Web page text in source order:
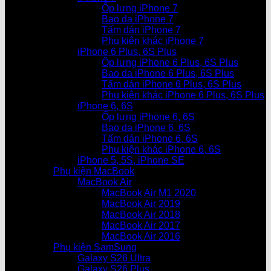
Ốp lưng iPhone 7
Bao da iPhone 7
Tấm dán iPhone 7
Phụ kiện khác iPhone 7
iPhone 6 Plus, 6S Plus
Ốp lưng iPhone 6 Plus, 6S Plus
Bao da iPhone 6 Plus, 6S Plus
Tấm dán iPhone 6 Plus, 6S Plus
Phụ kiện khác iPhone 6 Plus, 6S Plus
iPhone 6, 6S
Ốp lưng iPhone 6, 6S
Bao da iPhone 6, 6S
Tấm dán iPhone 6, 6S
Phụ kiện khác iPhone 6, 6S
iPhone 5, 5S, iPhone SE
Phụ kiện MacBook
MacBook Air
MacBook Air M1 2020
MacBook Air 2019
MacBook Air 2018
MacBook Air 2017
MacBook Air 2016
Phụ kiện SamSung
Galaxy S26 Ultra
Galaxy S26 Plus